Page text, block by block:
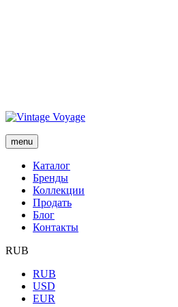
menu
Каталог
Бренды
Коллекции
Продать
Блог
Контакты
RUB
RUB
USD
EUR